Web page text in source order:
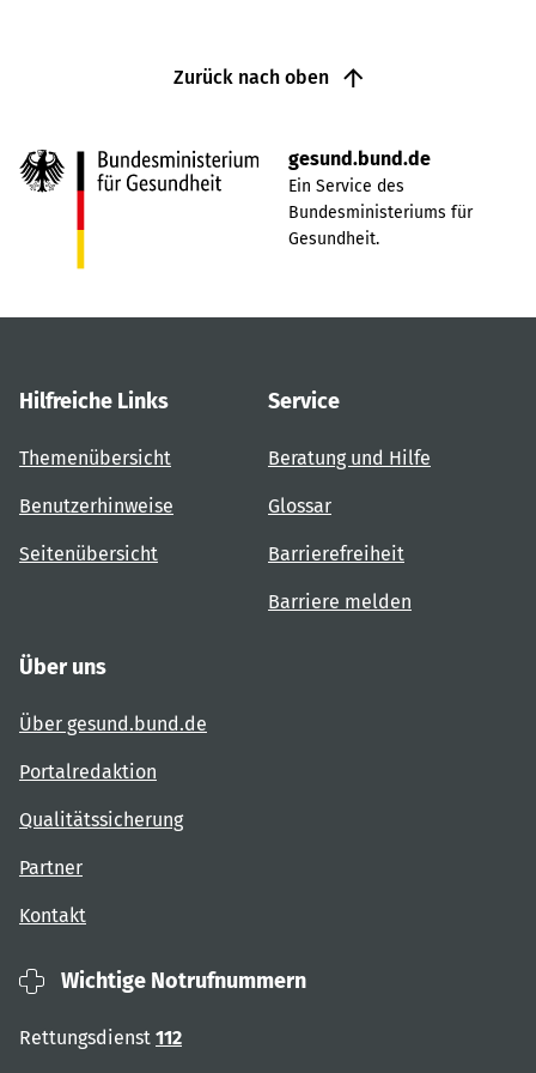
Zurück nach oben
gesund.bund.de
Ein Service des
Bundesministeriums für
Gesundheit.
Hilfreiche Links
Themenübersicht
Benutzerhinweise
Seitenübersicht
Service
Beratung und Hilfe
Glossar
Barrierefreiheit
Barriere melden
Über uns
Über gesund.bund.de
Portalredaktion
Qualitätssicherung
Partner
Kontakt
Wichtige Notrufnummern
Rettungsdienst 112